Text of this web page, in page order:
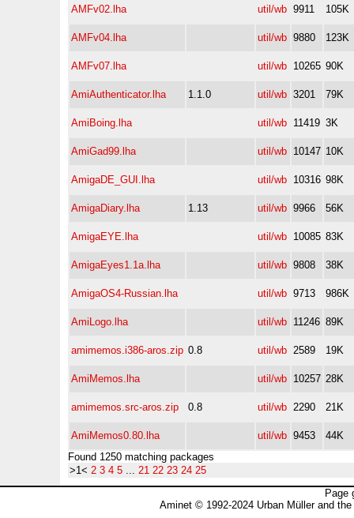
AMFv02.lha util/wb 9911 105K
AMFv04.lha util/wb 9880 123K
AMFv07.lha util/wb 10265 90K
AmiAuthenticator.lha 1.1.0 util/wb 3201 79K
AmiBoing.lha util/wb 11419 3K
AmiGad99.lha util/wb 10147 10K
AmigaDE_GUI.lha util/wb 10316 98K
AmigaDiary.lha 1.13 util/wb 9966 56K
AmigaEYE.lha util/wb 10085 83K
AmigaEyes1.1a.lha util/wb 9808 38K
AmigaOS4-Russian.lha util/wb 9713 986K
AmiLogo.lha util/wb 11246 89K
amimemos.i386-aros.zip 0.8 util/wb 2589 19K
AmiMemos.lha util/wb 10257 28K
amimemos.src-aros.zip 0.8 util/wb 2290 21K
AmiMemos0.80.lha util/wb 9453
44K
Found 1250 matching packages
>1< 2 3 4 5 ... 21 22 23 24 25
Page
Aminet © 1992-2024 Urban Müller and the